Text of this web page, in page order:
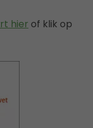
hier of klik op